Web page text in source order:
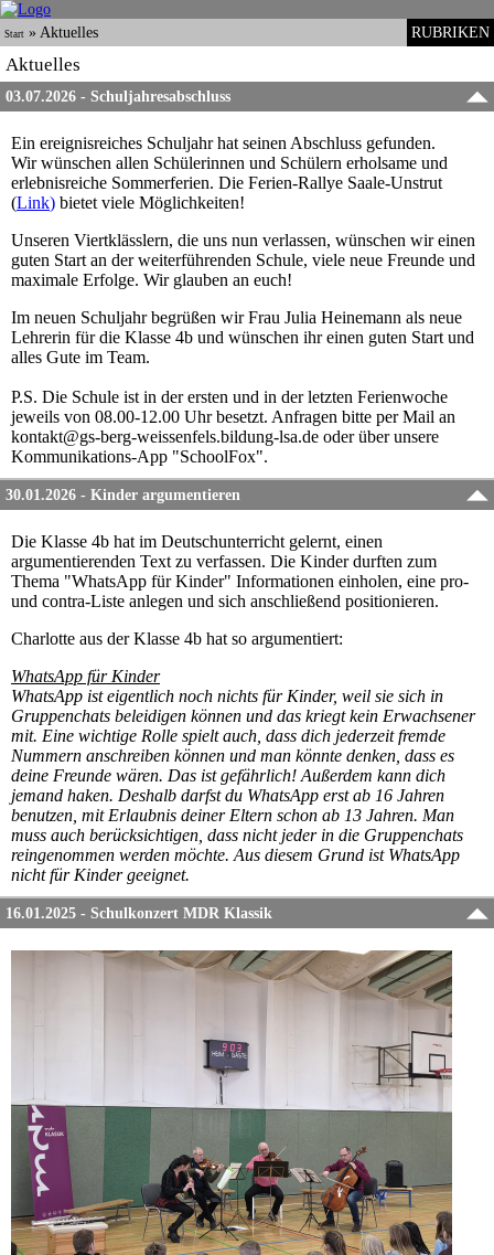
RUBRIKEN
Start » Aktuelles
Aktuelles
03.07.2026 - Schuljahresabschluss
Ein ereignisreiches Schuljahr hat seinen Abschluss gefunden.
Wir wünschen allen Schülerinnen und Schülern erholsame und
erlebnisreiche Sommerferien. Die Ferien-Rallye Saale-Unstrut
(Link) bietet viele Möglichkeiten!
Unseren Viertklässlern, die uns nun verlassen, wünschen wir einen
guten Start an der weiterführenden Schule, viele neue Freunde und
maximale Erfolge. Wir glauben an euch!
Im neuen Schuljahr begrüßen wir Frau Julia Heinemann als neue
Lehrerin für die Klasse 4b und wünschen ihr einen guten Start und
alles Gute im Team.
P.S. Die Schule ist in der ersten und in der letzten Ferienwoche
jeweils von 08.00-12.00 Uhr besetzt. Anfragen bitte per Mail an
kontakt@gs-berg-weissenfels.bildung-lsa.de oder über unsere
Kommunikations-App "SchoolFox".
30.01.2026 - Kinder argumentieren
Die Klasse 4b hat im Deutschunterricht gelernt, einen
argumentierenden Text zu verfassen. Die Kinder durften zum
Thema "WhatsApp für Kinder" Informationen einholen, eine pro-
und contra-Liste anlegen und sich anschließend positionieren.
Charlotte aus der Klasse 4b hat so argumentiert:
WhatsApp für Kinder
WhatsApp ist eigentlich noch nichts für Kinder, weil sie sich in
Gruppenchats beleidigen können und das kriegt kein Erwachsener
mit. Eine wichtige Rolle spielt auch, dass dich jederzeit fremde
Nummern anschreiben können und man könnte denken, dass es
deine Freunde wären. Das ist gefährlich! Außerdem kann dich
jemand haken. Deshalb darfst du WhatsApp erst ab 16 Jahren
benutzen, mit Erlaubnis deiner Eltern schon ab 13 Jahren. Man
muss auch berücksichtigen, dass nicht jeder in die Gruppenchats
reingenommen werden möchte. Aus diesem Grund ist WhatsApp
nicht für Kinder geeignet.
16.01.2025 - Schulkonzert MDR Klassik